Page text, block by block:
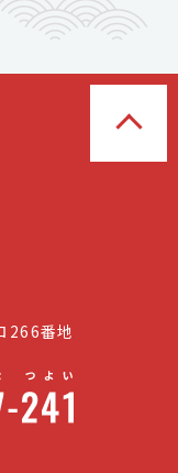
266番地